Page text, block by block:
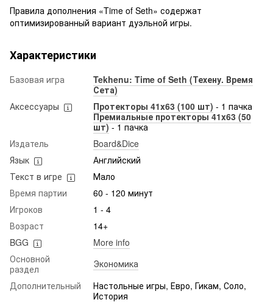
Правила дополнения «Time of Seth» содержат
оптимизированный вариант дуэльной игры.
Характеристики
Базовая игра
Tekhenu: Time of Seth (Техену. Время
Сета)
Аксессуары
Протекторы 41x63 (100 шт) - 1 пачка
Премиальные протекторы 41x63 (50
шт)- 1 пачка
Издатель
Board&Dice
Язык
Английский
Текст в игре
Мало
Время партии
60 - 120 минут
Игроков
1 - 4
Возраст
14+
BGG
More info
Основной
раздел
Экономика
Дополнительный
Настольные игры, Евро, Гикам, Соло,
История